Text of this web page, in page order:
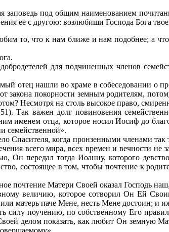
под общим наименованием
ее с другою: возлюбиши Господа Бога
то, что к нам ближе и нам подобнее; а
для подчиненных членов
отец нашли во храме в собеседовании о
закона покорности земным родителям,
Несмотря на столь высокое право,
Так важен долг повиновения
именем отца, которое носил Иосиф до
семейственной».
Спасителя, когда пронзенными членами
всего мира, всех времен и вечности
Он передал тогда Иоанну, которого
состоящее в том, чтобы почтение к
почтение Матери Своей оказал Господь
величию, которое сотворил Он Ей
матерь паче Мене, несть Мене достоин;
силу поучению, по собственному Его
делом показать, как любит Он земную